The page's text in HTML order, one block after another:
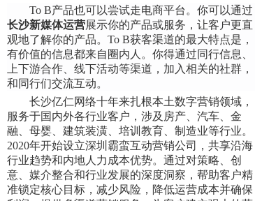
To B产品也可以尝试走电商平台。你可以通过
长沙新媒体运营展示你的产品或服务，让客户更直
观地了解你的产品。To B获客渠道的最大特点是，
有价值的信息都来自圈内人。你得通过同行信息、
上下游合作、线下活动等渠道，加入相关的社群，
和同行们交流互动。
长沙亿仁网络十年来扎根本土数字营销领域，
服务于国内外各行业客户，涉及房产、汽车、金
融、母婴、建筑装潢、培训教育、制造业等行业。
2020年开始设立深圳霸蛮互动营销公司，共享沿海
行业趋势和内地人力成本优势。通过对策略、创
意、媒介整合和行业发展的深度洞察，帮助客户精
准锁定核心目标，减少风险，降低运营成本并确保